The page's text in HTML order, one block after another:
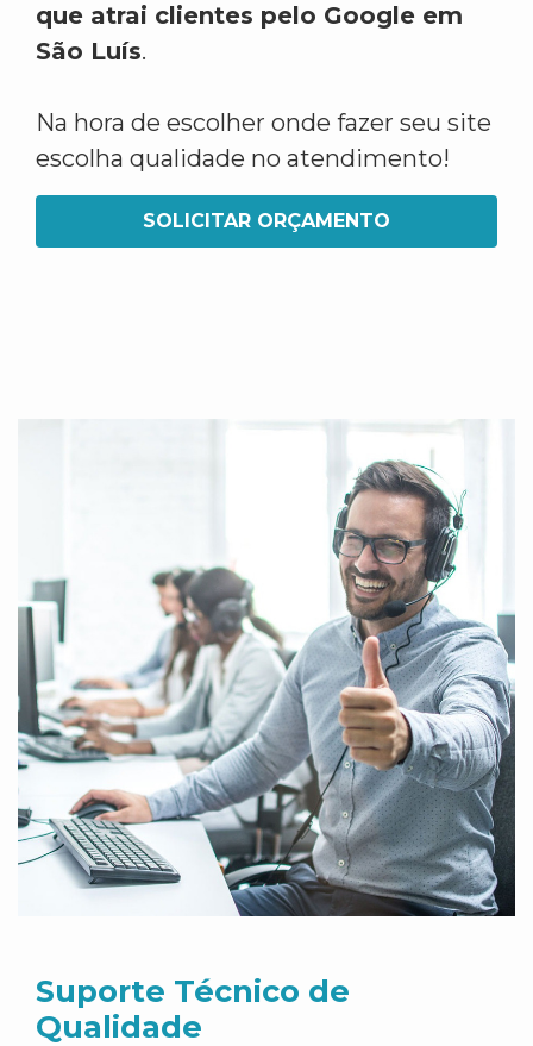
que atrai clientes pelo Google em
São Luís.
Na hora de escolher onde fazer seu site
escolha qualidade no atendimento!
SOLICITAR ORÇAMENTO
Suporte Técnico de
Qualidade